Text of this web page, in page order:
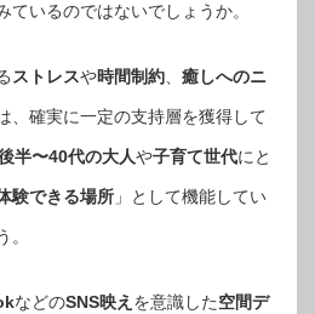
ているのではないでしょうか。
ストレスや時間制約 癒しへのニ
、確実に一定の支持層を獲得して
半〜40代の大人や子育て世代にと
験できる場所 」として機能してい
。
などのSNS映え を意識した空間デ